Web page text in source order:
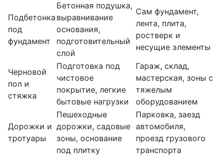
Подбетонка
под
фундамент
Бетонная подушка,
выравнивание
основания,
подготовительный
слой
Сам фундамент,
лента, плита,
ростверк и
несущие элементы
Черновой
пол и
стяжка
Подготовка под
чистовое
покрытие, легкие
бытовые нагрузки
Гараж, склад,
мастерская, зоны с
тяжелым
оборудованием
Дорожки и
тротуары
Пешеходные
дорожки, садовые
зоны, основание
под плитку
Парковка, заезд
автомобиля,
проезд грузового
транспорта